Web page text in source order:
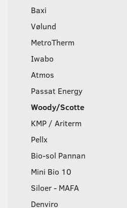
Baxi
Vølund
MetroTherm
Iwabo
Atmos
Passat Energy
Woody/Scotte
KMP / Ariterm
Pellx
Bio-sol Pannan
Mini Bio 10
Siloer - MAFA
Denviro